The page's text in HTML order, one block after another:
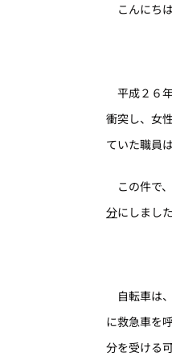
こんにち
平成２６
衝突し、女
ていた職員
この件で
分にしまし
自転車は
に救急車を
分を受ける